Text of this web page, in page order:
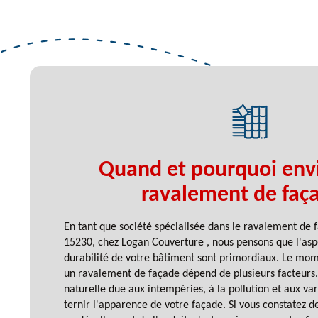
Quand et pourquoi
ravalement de
En tant que société spécialisée dans le ravalement de
15230, chez Logan Couverture , nous pensons que
durabilité de votre bâtiment sont primordiaux. Le
un ravalement de façade dépend de plusieurs
naturelle due aux intempéries, à la pollution et aux
ternir l'apparence de votre façade. Si vous constatez